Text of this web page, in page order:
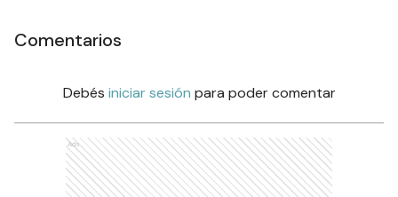
Comentarios
Debés iniciar sesión para poder comentar
Ads